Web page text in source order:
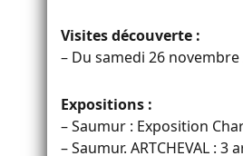
Visites découverte :
– Du samedi 26
Expositions :
– Saumur : Exposition
– Saumur. ARTCHEVAL :